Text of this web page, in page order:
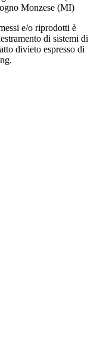
Monzese (MI)
e/o riprodotti è
di sistemi di
divieto espresso di